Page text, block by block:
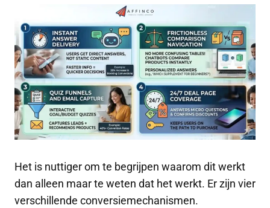
Het is nuttiger om te begrijpen waarom dit werkt
dan alleen maar te weten dat het werkt. Er zijn vier
verschillende conversiemechanismen.